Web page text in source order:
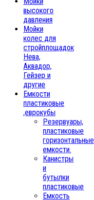
высокого
давления
Мойки
колес для
стройплощадок
Нева,
Аквадор,
Гейзер и
другие
Емкости
пластиковые
,еврокубы
Резервуары,
пластиковые
горизонтальные
емкости.
Канистры
и
бутылки
пластиковые
Емкость